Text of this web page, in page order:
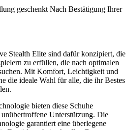
geschenkt Nach Bestätigung Ihrer
Stealth Elite sind dafür konzipiert, die
zu erfüllen, die nach optimalen
Mit Komfort, Leichtigkeit und
die ideale Wahl für alle, die ihr Bestes
bieten diese Schuhe
Unterstützung. Die
garantiert eine überlegene